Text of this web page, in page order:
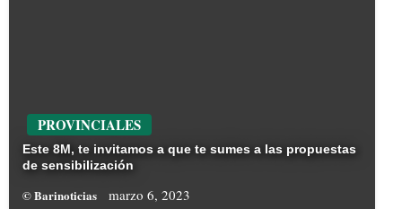
PROVINCIALES
Este 8M, te invitamos a que te sumes a las propuestas
de sensibilización
© Barinoticias marzo 6, 2023